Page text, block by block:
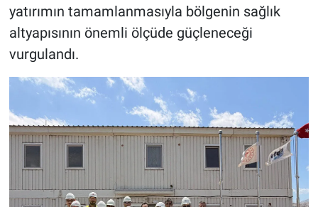
yatırımın tamamlanmasıyla bölgenin sağlık
altyapısının önemli ölçüde güçleneceği
vurgulandı.